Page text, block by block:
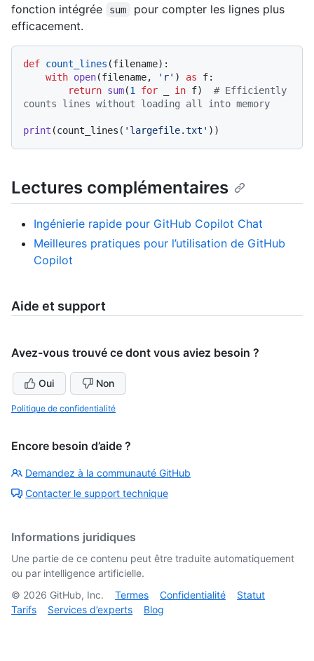
fonction intégrée
sum
pour compter les lignes plus
efficacement.
def count_lines (filename):
with open(filename, 'r' ) as f:
return sum(1 for in f) # Efficiently
counts lines without loading all into memory
print (count_lines( 'largefile.txt'
Lectures complémentaires
Ingénierie rapide pour GitHub Copilot Chat
Meilleures pratiques pour l’utilisation de GitHub
Copilot
Aide et support
Avez-vous trouvé ce dont vous aviez besoin ?
Oui Non
Politique de confidentialité
Encore besoin d’aide ?
Demandez à la communauté GitHub
Contacter le support technique
Informations juridiques
Une partie de ce contenu peut être traduite automatiquement
ou par intelligence artificielle.
© 2026 GitHub, Inc. Termes Confidentialité
Statut
Tarifs
Services d’experts Blog